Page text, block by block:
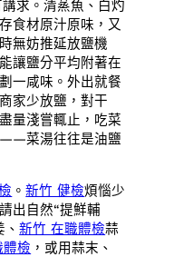
講求。清蒸魚、白灼
食材原汁原味，又
無妨推延放鹽機
讓鹽分平均附著在
一咸味。外出就餐
家少放鹽，對干
量淺嘗輒止，吃菜
——菜湯往往是油鹽
。新竹 健檢煩惱少
出自然“提鮮輔
、新竹 在職體檢蒜
檢 ，或用蒜末、